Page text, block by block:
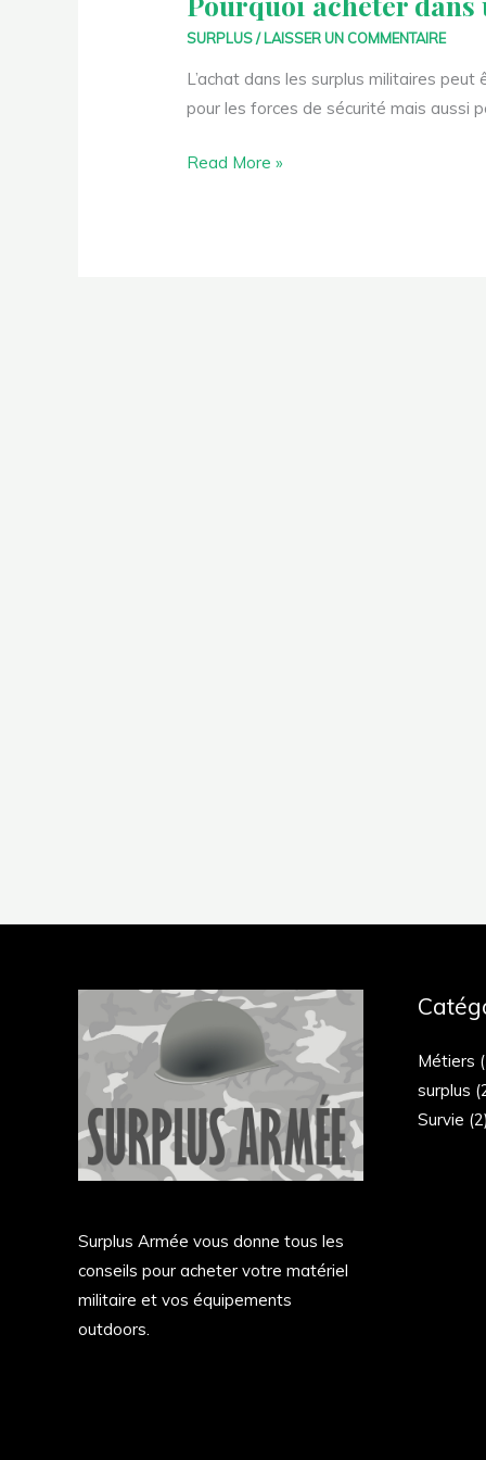
SURPLUS/LAISSER UN COMMENTAIRE
L’achat dans les surplus militaires
pour les forces de sécurité mais aussi
Read More »
Surplus Armée vous donne tous les
conseils pour acheter votre matériel
militaire et vos équipements
outdoors.
Métiers
surplus
Survie (2)